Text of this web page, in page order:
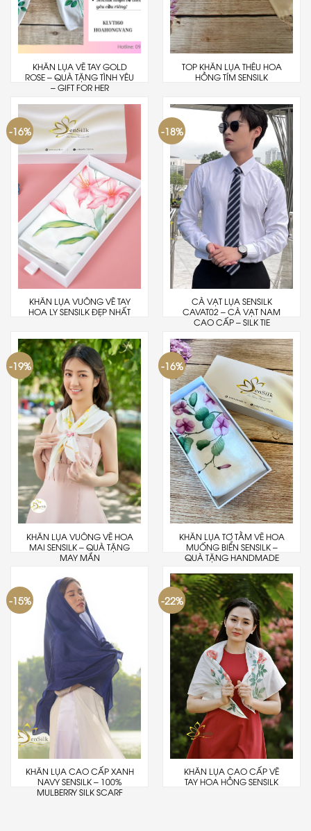
KHĂN LỤA VẼ TAY GOLD
ROSE – QUÀ TẶNG TÌNH YÊU
– GIFT FOR HER
TOP KHĂN LỤA THÊU HOA
HỒNG TÍM SENSILK
-16%
KHĂN LỤA VUÔNG VẼ TAY
HOA LY SENSILK ĐẸP NHẤT
-18%
CÀ VẠT LỤA SENSILK
CAVAT02 – CÀ VẠT NAM
CAO CẤP – SILK TIE
-19%
KHĂN LỤA VUÔNG VẼ HOA
MAI SENSILK – QUÀ TẶNG
MAY MẮN
-16%
KHĂN LỤA TƠ TẰM VẼ HOA
MUỐNG BIỂN SENSILK –
QUÀ TẶNG HANDMADE
-15%
KHĂN LỤA CAO CẤP XANH
NAVY SENSILK – 100%
MULBERRY SILK SCARF
-22%
KHĂN LỤA CAO CẤP VẼ
TAY HOA HỒNG SENSILK